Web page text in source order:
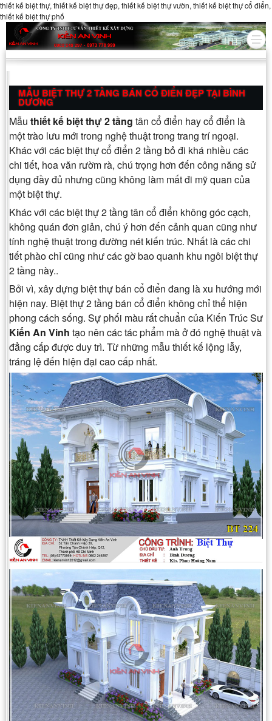
thiết kế biệt thự, thiết kế biệt thự đẹp, thiết kế biệt thự vườn, thiết kế biệt thự cổ điển,
thiết kế biệt thự phố
MẪU BIỆT THỰ 2 TẦNG BÁN CỔ ĐIỂN ĐẸP TẠI BÌNH
DƯƠNG
Mẫu thiết kế biệt thự 2 tầng tân cổ điển hay cổ điển là
một trào lưu mới trong nghệ thuật trong trang trí ngoại.
Khác với các biệt thự cổ điển 2 tầng bỏ đi khá nhiều các
chi tiết, hoa văn rườm rà, chú trọng hơn đến công năng sử
dụng đầy đủ nhưng cũng không làm mất đi mỹ quan của
một biệt thự.
Khác với các biệt thự 2 tầng tân cổ điển không góc cạch,
không quán đơn giản, chú ý hơn đến cảnh quan cũng như
tính nghệ thuật trong đường nét kiến trúc. Nhất là các chi
tiết phào chỉ cũng như các gờ bao quanh khu ngôi biệt thự
2 tầng này..
Bởi vì, xây dựng biệt thự bán cổ điển đang là xu hướng mới
hiện nay. Biệt thự 2 tầng bán cổ điển không chỉ thể hiện
phong cách sống. Sự phối màu rất chuẩn của Kiến Trúc Sư
Kiến An Vinh tạo nên các tác phẩm mà ở đó nghệ thuật và
đẳng cấp được duy trì. Từ những mẫu thiết kế lộng lẫy,
tráng lệ đến hiện đại cao cấp nhất.